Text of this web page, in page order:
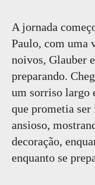
A jornada
Paulo, com uma
noivos, Glauber
preparando.
um sorriso largo
que prometia ser
ansioso,
decoração,
enquanto se